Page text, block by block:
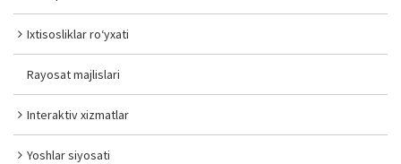
Ixtisosliklar ro‘yxati
Rayosat majlislari
Interaktiv xizmatlar
Yoshlar siyosati